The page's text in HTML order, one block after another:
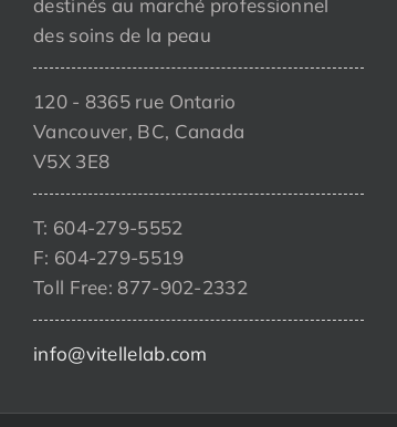
destinés au marché professionnel
des soins de la peau
120 - 8365 rue Ontario
Vancouver, BC, Canada
V5X 3E8
T: 604-279-5552
F: 604-279-5519
Toll Free: 877-902-2332
info@vitellelab.com